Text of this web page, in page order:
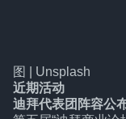
图 | Unsplash
近期活动
迪拜代表团阵容公